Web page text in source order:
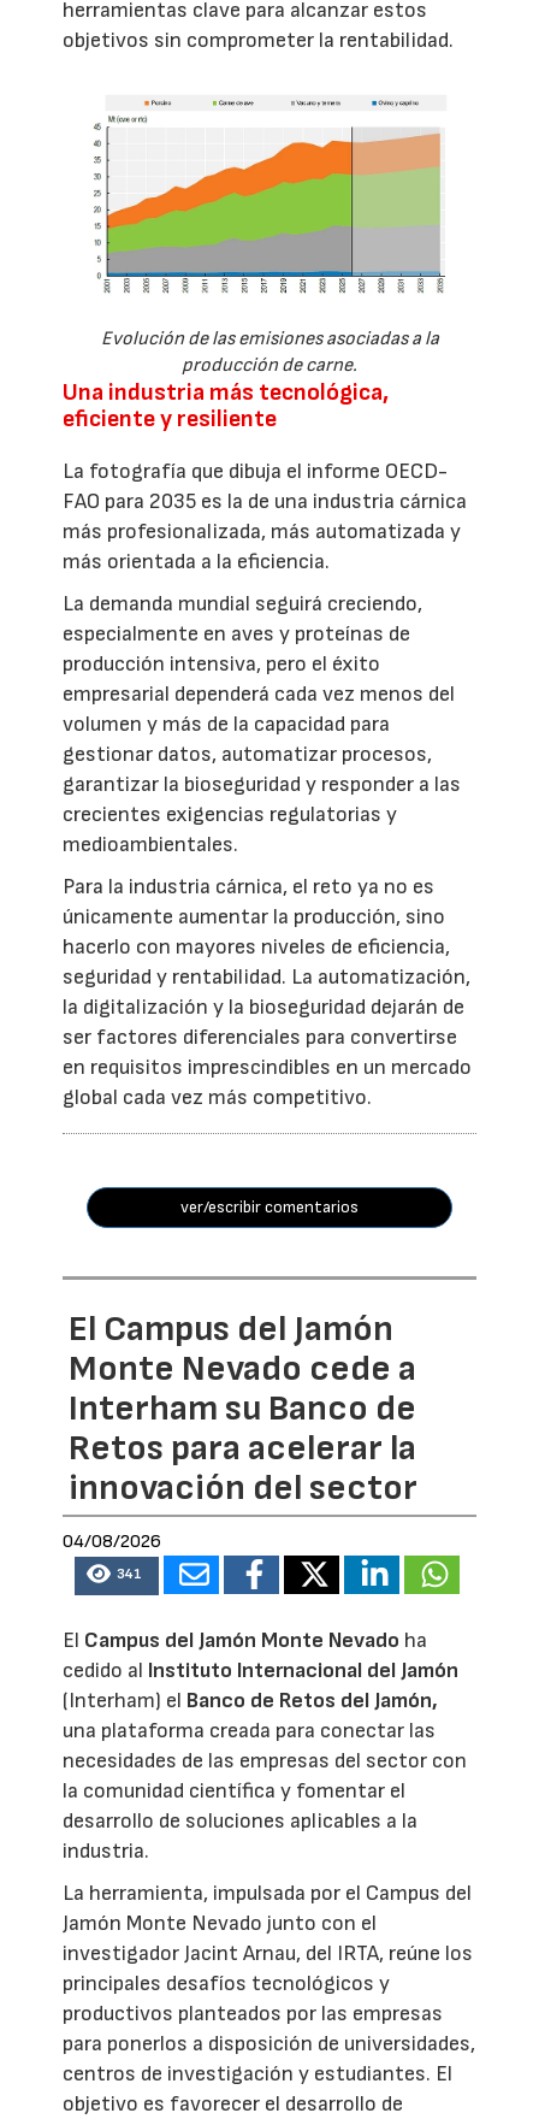
herramientas clave para alcanzar estos
objetivos sin comprometer la rentabilidad.
Evolución de las emisiones asociadas a la
producción de carne.
Una industria más tecnológica,
eficiente y resiliente
La fotografía que dibuja el informe OECD-
FAO para 2035 es la de una industria cárnica
más profesionalizada, más automatizada y
más orientada a la eficiencia.
La demanda mundial seguirá creciendo,
especialmente en aves y proteínas de
producción intensiva, pero el éxito
empresarial dependerá cada vez menos del
volumen y más de la capacidad para
gestionar datos, automatizar procesos,
garantizar la bioseguridad y responder a las
crecientes exigencias regulatorias y
medioambientales.
Para la industria cárnica, el reto ya no es
únicamente aumentar la producción, sino
hacerlo con mayores niveles de eficiencia,
seguridad y rentabilidad. La automatización,
la digitalización y la bioseguridad dejarán de
ser factores diferenciales para convertirse
en requisitos imprescindibles en un mercado
global cada vez más competitivo.
ver/escribir comentarios
El Campus del Jamón
Monte Nevado cede a
Interham su Banco de
Retos para acelerar la
innovación del sector
04/08/2026
341
El Campus del Jamón Monte Nevado ha
cedido al Instituto Internacional del Jamón
(Interham) el Banco de Retos del Jamón,
una plataforma creada para conectar las
necesidades de las empresas del sector con
la comunidad científica y fomentar el
desarrollo de soluciones aplicables a la
industria.
La herramienta, impulsada por el Campus del
Jamón Monte Nevado junto con el
investigador Jacint Arnau, del IRTA, reúne los
principales desafíos tecnológicos y
productivos planteados por las empresas
para ponerlos a disposición de universidades,
centros de investigación y estudiantes. El
objetivo es favorecer el desarrollo de